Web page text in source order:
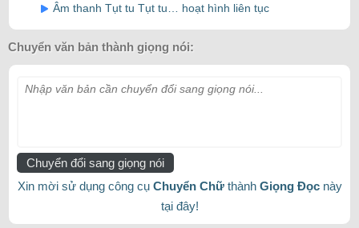
Âm thanh Tụt tu Tụt tu… hoạt hình liên tục
Chuyển văn bản thành giọng nói:
Nhập văn bản cần chuyển đổi sang giọng nói...
Chuyển đổi sang giọng nói
Xin mời sử dụng công cụ Chuyển Chữthành Giọng Đọcnày
tại đây!